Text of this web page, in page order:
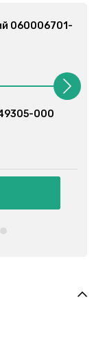
060006701-
000